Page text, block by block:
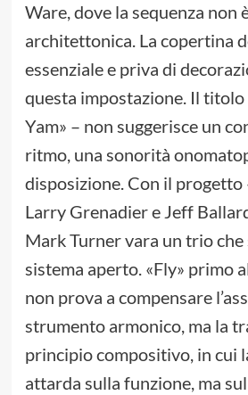
Ware, dove la sequenza non
architettonica. La copertina
essenziale e priva di
questa impostazione. Il titolo
Yam» – non suggerisce un
ritmo, una sonorità
disposizione. Con il progetto
Larry Grenadier e Jeff
Mark Turner vara un trio che
sistema aperto. «Fly» primo
non prova a compensare
strumento armonico, ma la
principio compositivo, in cui
attarda sulla funzione, ma